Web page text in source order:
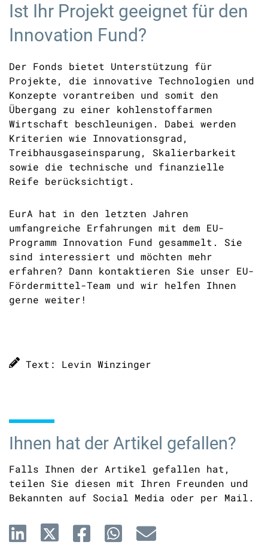
Ist Ihr Projekt geeignet für den
Innovation Fund?
Der Fonds bietet Unterstützung für
Projekte, die innovative Technologien und
Konzepte vorantreiben und somit den
Übergang zu einer kohlenstoffarmen
Wirtschaft beschleunigen. Dabei werden
Kriterien wie Innovationsgrad,
Treibhausgaseinsparung, Skalierbarkeit
sowie die technische und finanzielle
Reife berücksichtigt.
EurA hat in den letzten Jahren
umfangreiche Erfahrungen mit dem EU-
Programm Innovation Fund gesammelt. Sie
sind interessiert und möchten mehr
erfahren? Dann kontaktieren Sie unser EU-
Fördermittel-Team und wir helfen Ihnen
gerne weiter!
Text: Levin Winzinger
Ihnen hat der Artikel gefallen?
Falls Ihnen der Artikel gefallen hat,
teilen Sie diesen mit Ihren Freunden und
Bekannten auf Social Media oder per Mail.